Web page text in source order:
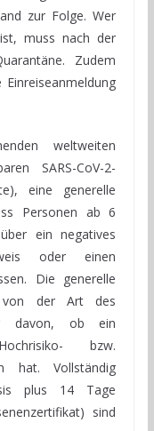
zur Folge. Wer
muss nach der
Zudem
weltweiten
SARS-CoV-2-
eine generelle
Personen ab 6
ein negatives
oder einen
Die generelle
von der Art des
davon, ob ein
bzw.
hat. Vollständig
plus 14 Tage
sind